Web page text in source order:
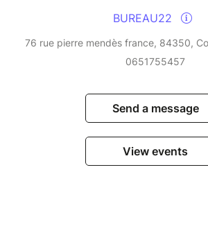
BUREAU22
76 rue pierre mendès france, 84350,
0651755457
Send a message
View events